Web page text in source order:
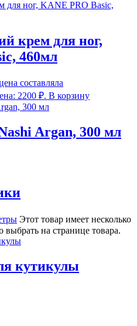
крем для ног,
460мл
составляла
2200 ₽. В корзину
Argan, 300 мл
Этот товар имеет несколько
на странице товара.
кутикулы